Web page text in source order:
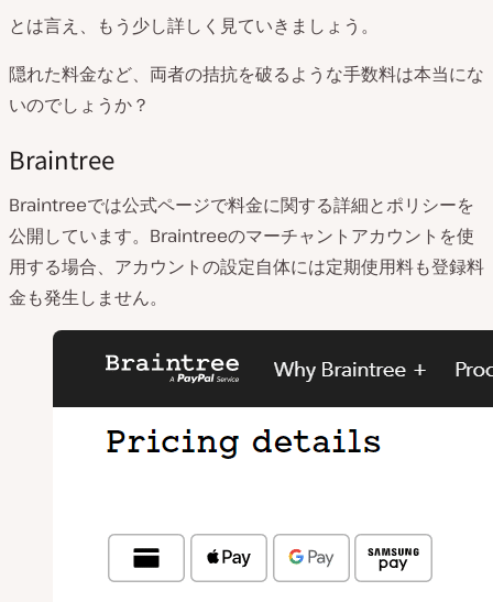
とは言え、もう少し詳しく見ていきましょう。
隠れた料金など、両者の拮抗を破るような手数料は本当にな
いのでしょうか？
Braintree
Braintreeでは公式ページで料金に関する詳細とポリシーを
公開しています。Braintreeのマーチャントアカウントを使
用する場合、アカウントの設定自体には定期使用料も登録料
金も発生しません。